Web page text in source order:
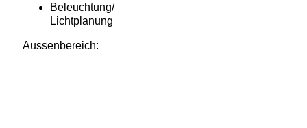
Beleuchtung/
Lichtplanung
Aussenbereich: